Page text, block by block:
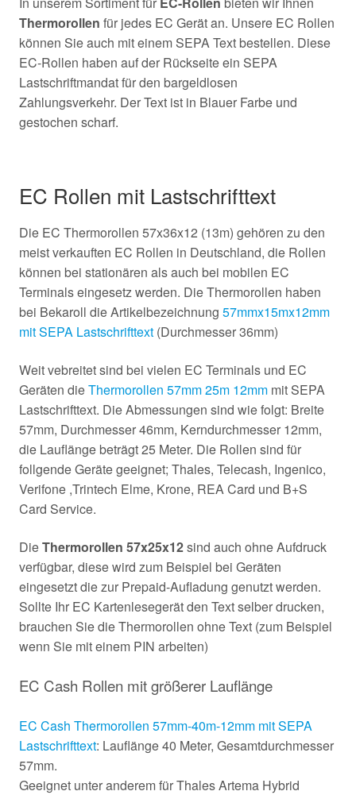
Thermorollen für jedes EC Gerät an. Unsere EC Rollen
können Sie auch mit einem SEPA Text bestellen. Diese
EC-Rollen haben auf der Rückseite ein SEPA
Lastschriftmandat für den bargeldlosen
Zahlungsverkehr. Der Text ist in Blauer Farbe und
gestochen scharf.
EC Rollen mit Lastschrifttext
Die EC Thermorollen 57x36x12 (13m) gehören zu den
meist verkauften EC Rollen in Deutschland, die Rollen
können bei stationären als auch bei mobilen EC
Terminals eingesetz werden. Die Thermorollen haben
bei Bekaroll die Artikelbezeichnung 57mmx15mx12mm
mit SEPA Lastschrifttext (Durchmesser 36mm)
Weit vebreitet sind bei vielen EC Terminals und EC
Geräten dieThermorollen 57mm 25m 12mm mit SEPA
Lastschrifttext. Die Abmessungen sind wie folgt: Breite
57mm, Durchmesser 46mm, Kerndurchmesser 12mm,
die Lauflänge beträgt 25 Meter. Die Rollen sind für
follgende Geräte geeignet; Thales, Telecash, Ingenico,
Verifone ,Trintech Elme, Krone, REA Card und B+S
Card Service.
DieThermorollen 57x25x12sind auch ohne Aufdruck
verfügbar, diese wird zum Beispiel bei Geräten
eingesetzt die zur Prepaid-Aufladung genutzt werden.
Sollte Ihr EC Kartenlesegerät den Text selber drucken,
brauchen Sie die Thermorollen ohne Text (zum Beispiel
wenn Sie mit einem PIN arbeiten)
EC Cash Rollen mit größerer Lauflänge
EC Cash Thermorollen 57mm-40m-12mm mit SEPA
Lastschrifttext: Lauflänge 40 Meter, Gesamtdurchmesser
57mm.
Geeignet unter anderem für Thales Artema Hybrid